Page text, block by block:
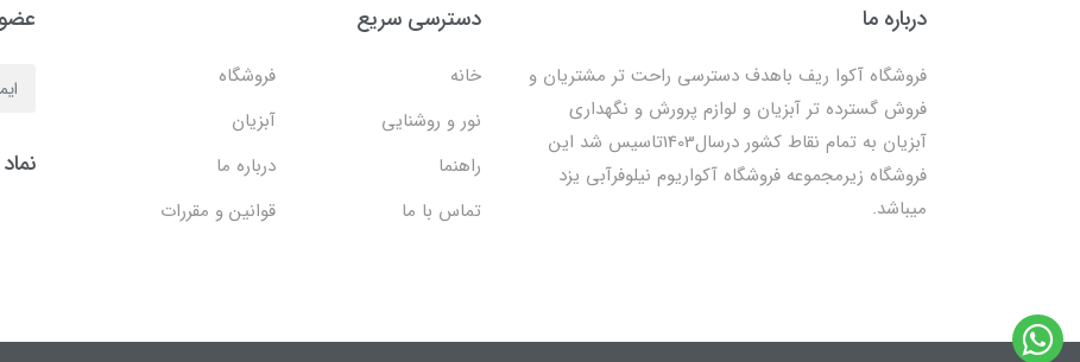
درباره ما
فروشگاه آکوا ریف باهدف دسترسی راحت تر مشتریان و
فروش گسترده تر آبزیان و لوازم پرورش و نگهداری
آبزیان به تمام نقاط کشور درسال1403تاسیس شد این
فروشگاه زیرمجموعه فروشگاه آکواریوم نیلوفرآبی یزد
میباشد.
دسترسی سریع
خانه
فروشگاه
نور و روشنایی
آبزیان
راهنما
درباره ما
تماس با ما
قوانین و مقررات